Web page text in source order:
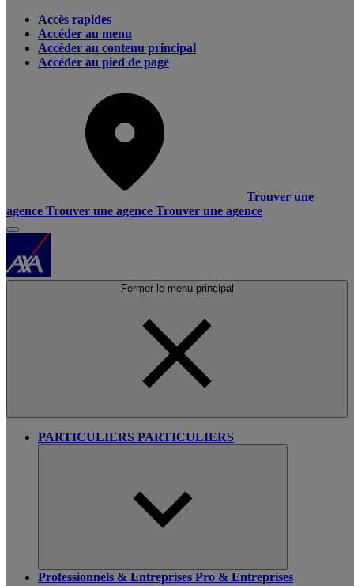
Accès rapides
Accéder au menu
Accéder au contenu principal
Accéder au pied de page
Trouver une
agence Trouver une agence Trouver une agence
Fermer le menu principal
PARTICULIERS PARTICULIERS
Professionnels & Entreprises Pro & Entreprises